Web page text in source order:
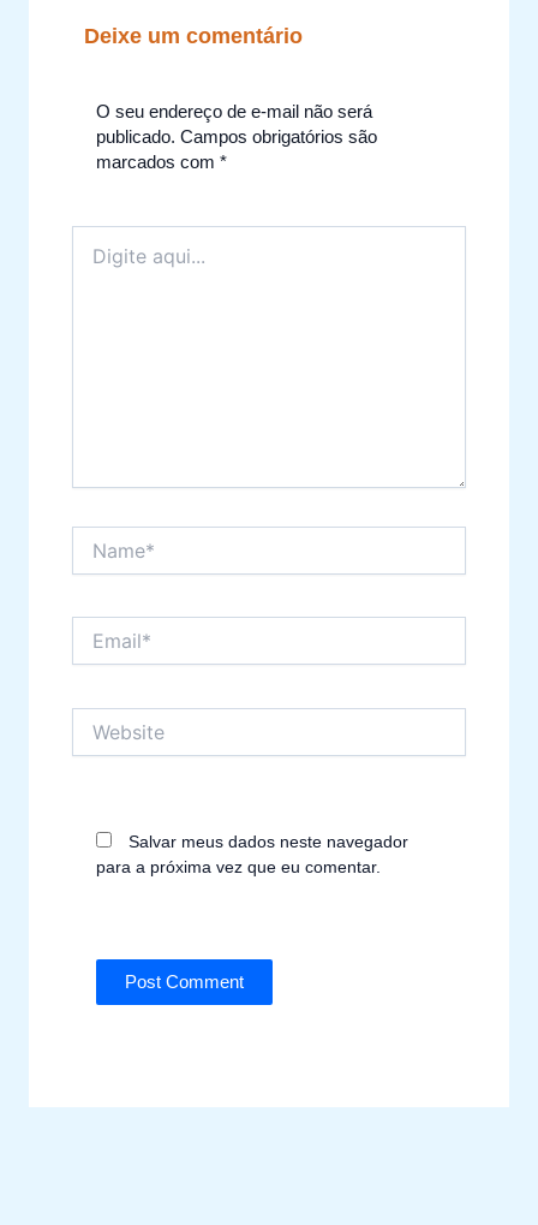
Deixe um comentário
O seu endereço de e-mail não será
publicado. Campos obrigatórios são
marcados com*
aqui...
Salvar meus dados neste navegador
para a próxima vez que eu comentar.